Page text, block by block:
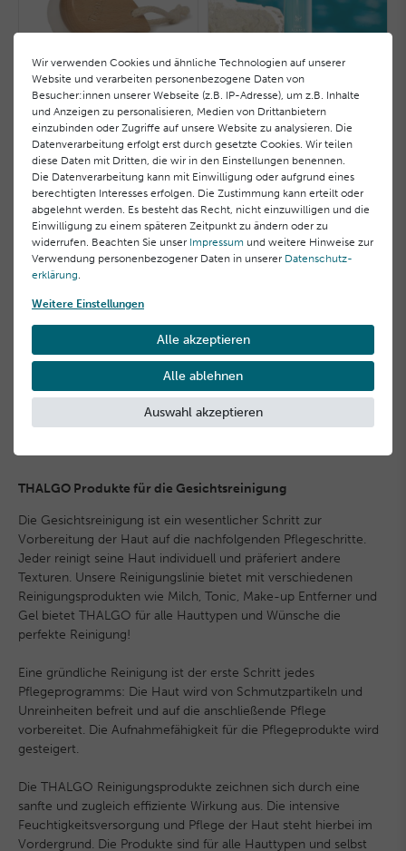
Sanfte Reinigungsbürste
17,00 €
17,00 € / Stück, inkl. MwSt.
Zarte Reinigungsmilch
35,00 €
175,00 € / Liter, inkl. MwSt.
36,00 €
THALGO Produkte für die Gesichtsreinigung
Die Gesichtsreinigung ist ein wesentlicher Schritt zur
Vorbereitung der Haut auf die nachfolgenden Pflegeschritte.
Jeder reinigt seine Haut individuell und präferiert andere
Texturen. Unsere Reinigungslinie bietet mit verschiedenen
Reinigungsprodukten wie Milch, Tonic, Make-up Entferner und
Gel bietet THALGO für alle Hauttypen und Wünsche die
perfekte Reinigung!
Eine gründliche Reinigung ist der erste Schritt jedes
Pflegeprogramms: Die Haut wird von Schmutzpartikeln und
Unreinheiten befreit und auf die anschließende Pflege
vorbereitet. Die Aufnahmefähigkeit für die Pflegeprodukte wird
gesteigert.
Die THALGO Reinigungsprodukte zeichnen sich durch eine
sanfte und zugleich effiziente Wirkung aus. Die intensive
Feuchtigkeitsversorgung und Pflege der Haut steht hierbei im
Vordergrund. Die Produkte sind für alle Hauttypen und selbst
Wir verwenden Cookies und ähnliche Technologien auf unserer
Website und verarbeiten personenbezogene Daten von
Besucher:innen unserer Webseite (z.B. IP-Adresse), um z.B. Inhalte
und Anzeigen zu personalisieren, Medien von Drittanbietern
einzubinden oder Zugriffe auf unsere Website zu analysieren. Die
Datenverarbeitung erfolgt erst durch gesetzte Cookies. Wir teilen
diese Daten mit Dritten, die wir in den Einstellungen benennen.
Die Datenverarbeitung kann mit Einwilligung oder aufgrund eines
berechtigten Interesses erfolgen. Die Zustimmung kann erteilt oder
abgelehnt werden. Es besteht das Recht, nicht einzuwilligen und die
Einwilligung zu einem späteren Zeitpunkt zu ändern oder zu
widerrufen. Beachten Sie unser Impressum und weitere Hinweise zur
Verwendung personenbezogener Daten in unserer Daten­schutz­
erklärung.
Weitere Einstellungen
Alle akzeptieren
Alle ablehnen
Auswahl akzeptieren